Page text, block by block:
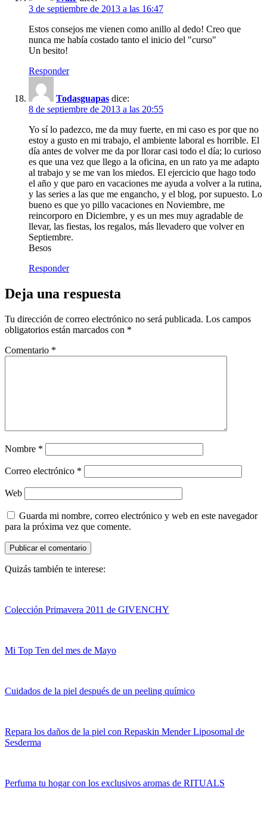
3 de septiembre de 2013 a las 16:47
Estos consejos me vienen como anillo al dedo! Creo que
nunca me había costado tanto el inicio del "curso"
Un besito!
Responder
Todasguapas dice:
8 de septiembre de 2013 a las 20:55
Yo sí lo padezco, me da muy fuerte, en mi caso es por que no
estoy a gusto en mi trabajo, el ambiente laboral es horrible. El
día antes de volver me da por llorar casi todo el día; lo curioso
es que una vez que llego a la oficina, en un rato ya me adapto
al trabajo y se me van los miedos. El ejercicio que hago todo
el año y que paro en vacaciones me ayuda a volver a la rutina,
y las series a las que me engancho, y el blog, por supuesto. Lo
bueno es que yo pillo vacaciones en Noviembre, me
reincorporo en Diciembre, y es un mes muy agradable de
llevar, las fiestas, los regalos, más llevadero que volver en
Septiembre.
Besos
Responder
Deja una respuesta
Tu dirección de correo electrónico no será publicada. Los campos
obligatorios están marcados con *
Comentario *
Nombre *
Correo electrónico *
Web
Guarda mi nombre, correo electrónico y web en este navegador
para la próxima vez que comente.
Quizás también te interese:
Colección Primavera 2011 de GIVENCHY
Mi Top Ten del mes de Mayo
Cuidados de la piel después de un peeling químico
Repara los daños de la piel con Repaskin Mender Liposomal de
Sesderma
Perfuma tu hogar con los exclusivos aromas de RITUALS